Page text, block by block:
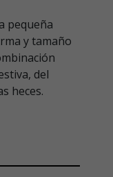
pequeña
y tamaño
del
heces.